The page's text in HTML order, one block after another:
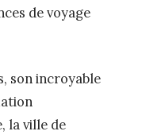
de voyage
son incroyable
la ville de